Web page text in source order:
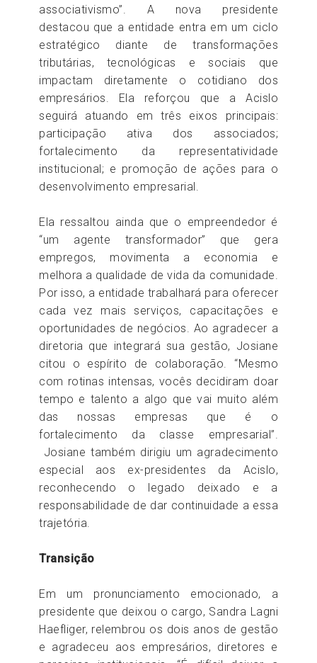
associativismo”. A nova presidente
destacou que a entidade entra em um ciclo
estratégico diante de transformações
tributárias, tecnológicas e sociais que
impactam diretamente o cotidiano dos
empresários. Ela reforçou que a Acislo
seguirá atuando em três eixos principais:
participação ativa dos associados;
fortalecimento da representatividade
institucional; e promoção de ações para o
desenvolvimento empresarial.
Ela ressaltou ainda que o empreendedor é
“um agente transformador” que gera
empregos, movimenta a economia e
melhora a qualidade de vida da comunidade.
Por isso, a entidade trabalhará para oferecer
cada vez mais serviços, capacitações e
oportunidades de negócios. Ao agradecer a
diretoria que integrará sua gestão, Josiane
citou o espírito de colaboração. “Mesmo
com rotinas intensas, vocês decidiram doar
tempo e talento a algo que vai muito além
das nossas empresas que é o
fortalecimento da classe empresarial”.
Josiane também dirigiu um agradecimento
especial aos ex-presidentes da Acislo,
reconhecendo o legado deixado e a
responsabilidade de dar continuidade a essa
trajetória.
Transição
Em um pronunciamento emocionado, a
presidente que deixou o cargo, Sandra Lagni
Haefliger, relembrou os dois anos de gestão
e agradeceu aos empresários, diretores e